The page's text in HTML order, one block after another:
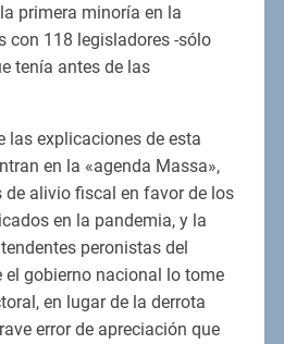
primera minoría en la
con 118 legisladores -sólo
tenía antes de las
las explicaciones de esta
en la «agenda Massa»,
de alivio fiscal en favor de los
en la pandemia, y la
peronistas del
el gobierno nacional lo tome
en lugar de la derrota
error de apreciación que